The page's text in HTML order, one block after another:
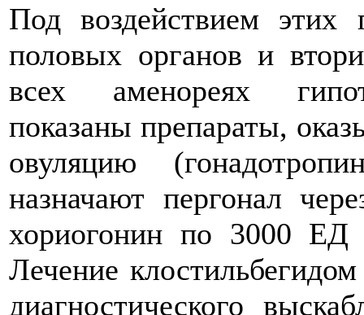
Под воздействием этих
половых органов и
всех аменореях
показаны препараты,
овуляцию
назначают пергонал
хориогонин по 3000 ЕД
Лечение
диагностического